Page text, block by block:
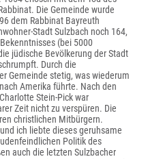
Die Gemeinde wurde
dem Rabbinat Bayreuth
Stadt Sulzbach noch 164,
(bei 5000
jüdische Bevölkerung der Stadt
Durch die
Gemeinde stetig, was wiederum
Amerika führte. Nach den
Stein-Pick war
Zeit nicht zu verspüren. Die
christlichen Mitbürgern.
ich liebte dieses geruhsame
Politik des
auch die letzten Sulzbacher